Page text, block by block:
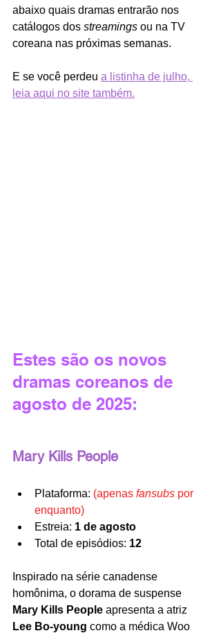
abaixo quais dramas entrarão nos
catálogos dos streamings ou na TV
coreana nas próximas semanas.
E se você perdeu a listinha de julho,
leia aqui no site também.
Estes são os novos
dramas coreanos de
agosto de 2025:
Mary Kills People
Plataforma: (apenas fansubs por
enquanto)
Estreia: 1 de agosto
Total de episódios: 12
Inspirado na série canadense
homônima, o dorama de suspense
Mary Kills People apresenta a atriz
Lee Bo-young como a médica Woo